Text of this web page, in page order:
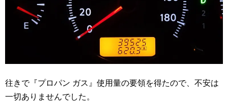
往きで『プロパン ガス』使用量の要領を得たので、不安は
一切ありませんでした。